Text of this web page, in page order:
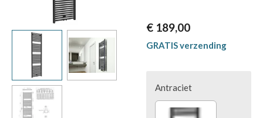
€ 189,00
GRATIS verzending
Antraciet